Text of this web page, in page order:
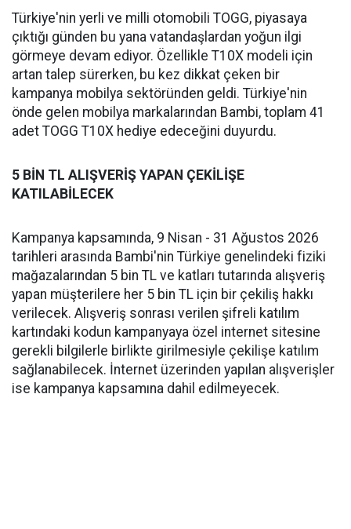
Türkiye'nin yerli ve milli otomobili TOGG, piyasaya
çıktığı günden bu yana vatandaşlardan yoğun ilgi
görmeye devam ediyor. Özellikle T10X modeli için
artan talep sürerken, bu kez dikkat çeken bir
kampanya mobilya sektöründen geldi. Türkiye'nin
önde gelen mobilya markalarından Bambi, toplam 41
adet TOGG T10X hediye edeceğini duyurdu.
5 BİN TL ALIŞVERİŞ YAPAN ÇEKİLİŞE
KATILABİLECEK
Kampanya kapsamında, 9 Nisan - 31 Ağustos 2026
tarihleri arasında Bambi'nin Türkiye genelindeki fiziki
mağazalarından 5 bin TL ve katları tutarında alışveriş
yapan müşterilere her 5 bin TL için bir çekiliş hakkı
verilecek. Alışveriş sonrası verilen şifreli katılım
kartındaki kodun kampanyaya özel internet sitesine
gerekli bilgilerle birlikte girilmesiyle çekilişe katılım
sağlanabilecek. İnternet üzerinden yapılan alışverişler
ise kampanya kapsamına dahil edilmeyecek.